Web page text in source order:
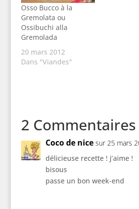
Osso Bucco à la
Gremolata ou
Ossibuchi alla
Gremolada
20 mars 2012
Dans "Viandes"
2 Commentaires
Coco de nice sur 25 mars
délicieuse recette ! j’aime !
bisous
passe un bon week-end